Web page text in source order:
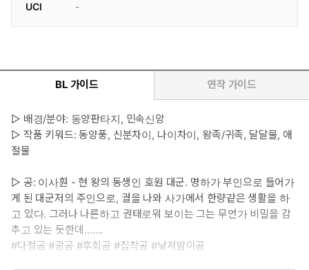
UCI
-
BL 가이드 연작 가이드
▷ 배경/분야: 동양판타지, 민속신앙
▷ 작품 키워드: 동양풍, 신분차이, 나이차이, 왕족/귀족, 달달물, 애
절물
▷ 공: 이사훤 - 현 왕의 동생인 호원 대군. 명하가 부인으로 들어가
게 된 대군저의 주인으로, 궐을 나와 사가에서 한량같은 생활을 하
고 있다. 그러나 나른하고 권태로워 보이는 그는 무언가 비밀을 감
추고 있는 듯한데…….
#다정공 #광공 #후회공 #집착공 #낮져밤이공